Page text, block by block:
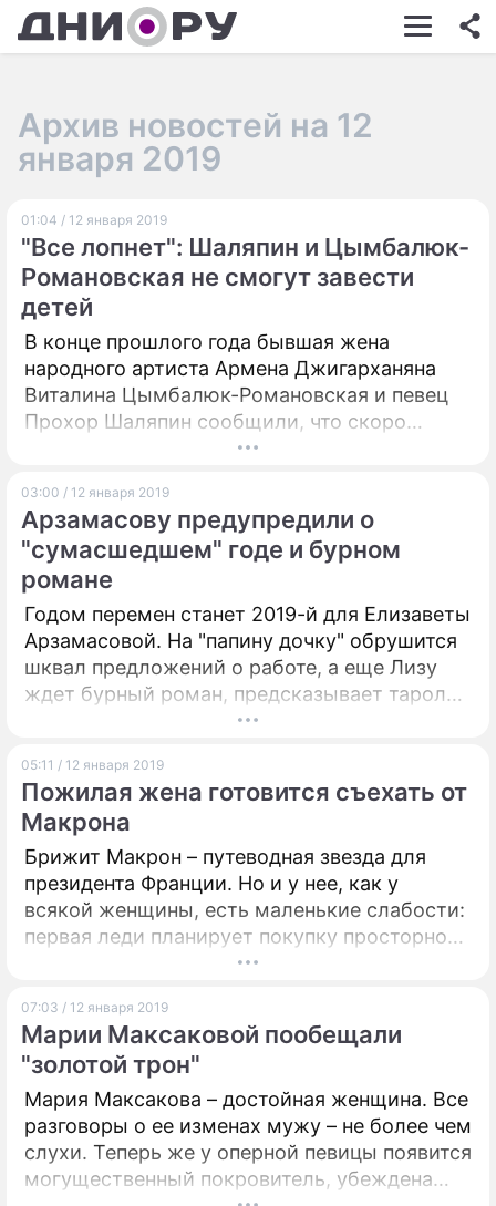
ШОУ-БИЗНЕС
КИНО
ЭКОНОМИКА
СОННИК
СТИЛЬ ЖИЗНИ
ПРЕСС-РЕЛИЗЫ
Архив новостей на 12
января 2019
01:04 / 12 января 2019
"Все лопнет": Шаляпин и Цымбалюк-
Романовская не смогут завести
детей
В конце прошлого года бывшая жена
народного артиста Армена Джигарханяна
Виталина Цымбалюк-Романовская и певец
Прохор Шаляпин сообщили, что скоро
собираются стать родителями.
деторождение в долгий ящик и уже во всю
стараются.
03:00 / 12 января 2019
Арзамасову предупредили о
"сумасшедшем" годе и бурном
романе
Годом перемен станет 2019-й для Елизаветы
Арзамасовой. На "папину дочку" обрушится
шквал предложений о работе, а еще Лизу
ждет бурный роман, предсказывает таролог
Марианна Абравитова.
05:11 / 12 января 2019
Пожилая жена готовится съехать от
Макрона
Брижит Макрон – путеводная звезда для
президента Франции. Но и у нее, как у
всякой женщины, есть маленькие слабости:
первая леди планирует покупку просторной
квартиры в центре Парижа, считает
07:03 / 12 января 2019
Марии Максаковой пообещали
"золотой трон"
Мария Максакова – достойная женщина. Все
разговоры о ее изменах мужу – не более чем
слухи. Теперь же у оперной певицы появится
могущественный покровитель, убеждена